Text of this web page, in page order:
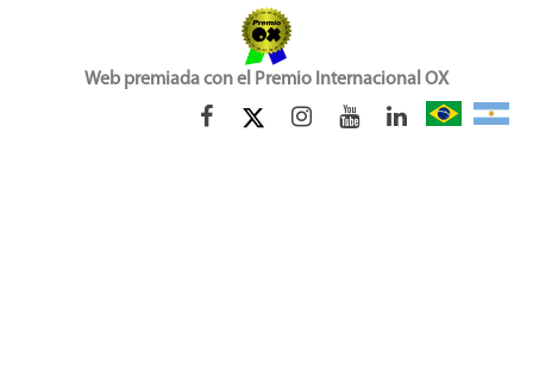
Web premiada con el Premio Internacional OX